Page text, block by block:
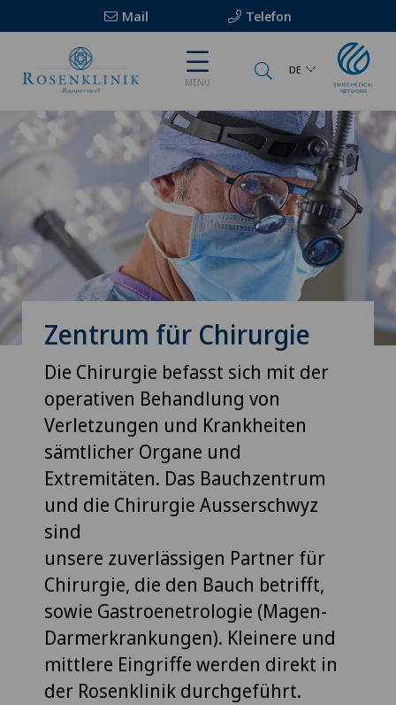
Mail Telefon
MENU
DE
Zentrum für Chirurgie
Die Chirurgie befasst sich mit der
operativen Behandlung von
Verletzungen und Krankheiten
sämtlicher Organe und
Extremitäten. Das Bauchzentrum
und die Chirurgie Ausserschwyz
sind
unsere zuverlässigen Partner für
Chirurgie, die den Bauch betrifft,
sowie Gastroenetrologie (Magen-
Darmerkrankungen). Kleinere und
mittlere Eingriffe werden direkt in
der Rosenklinik durchgeführt.